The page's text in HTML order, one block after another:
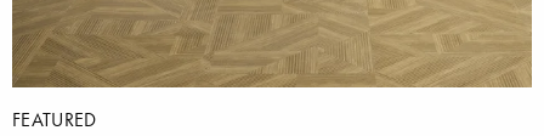
FEATURED